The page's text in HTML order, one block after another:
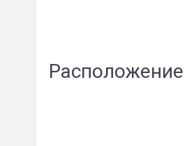
Расположение